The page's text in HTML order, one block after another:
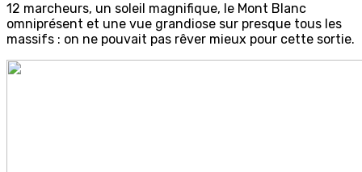
12 marcheurs, un soleil magnifique, le Mont Blanc
omniprésent et une vue grandiose sur presque tous les
massifs : on ne pouvait pas rêver mieux pour cette sortie.